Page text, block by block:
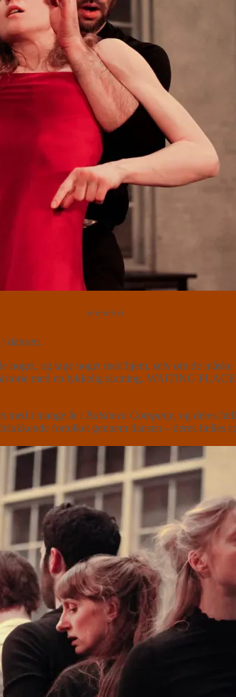
⭐⭐⭐⭐⭐
dansen.
noget, og tage noget med hjem, selv om de
med en lykkelig slutning. WAITING
med i mange år i Batsheva Company, og deres
fortolket gennem dansen – deres fælles